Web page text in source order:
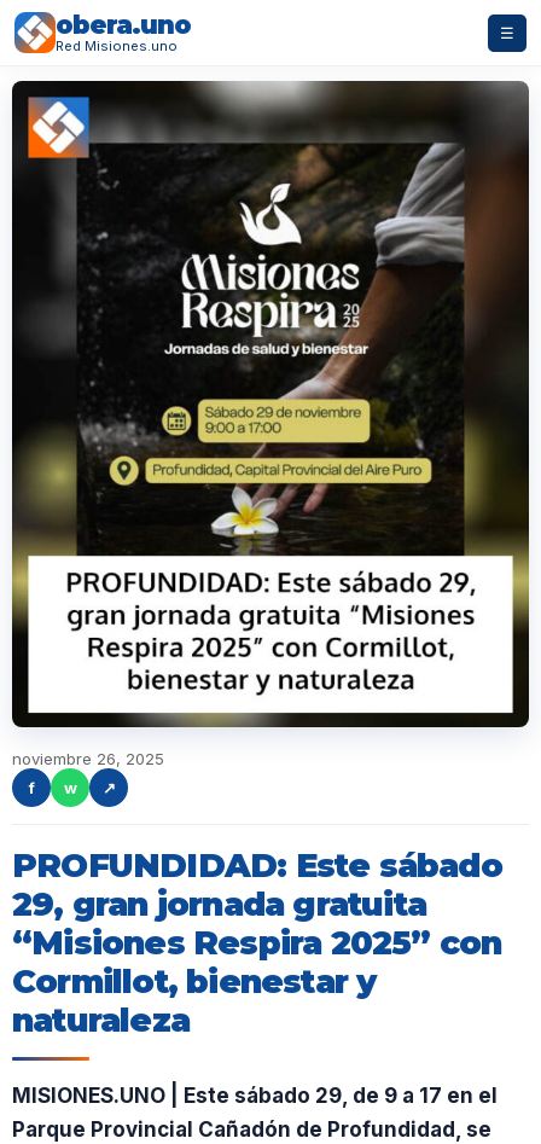
obera.uno
Red Misiones.uno
☰
noviembre 26, 2025
f
w ↗
PROFUNDIDAD: Este sábado
29, gran jornada gratuita
“Misiones Respira 2025” con
Cormillot, bienestar y
naturaleza
MISIONES.UNO | Este sábado 29, de 9 a 17 en el
Parque Provincial Cañadón de Profundidad, se